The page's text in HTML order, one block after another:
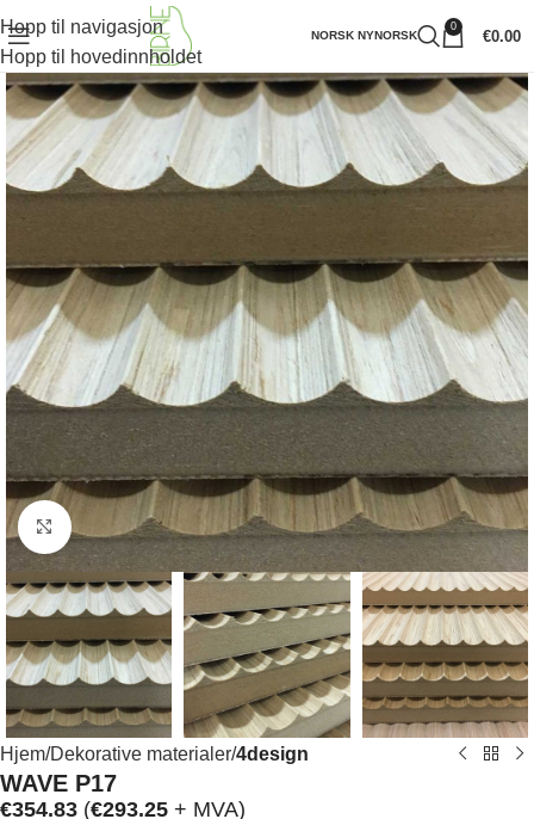
Hopp til navigasjon
Hopp til hovedinnholdet
NORSK NYNORSK
0
€0.00
Klikk for å forstørre
Hjem Dekorative materialer 4design
WAVE P17
€354.83 (€293.25 + MVA)